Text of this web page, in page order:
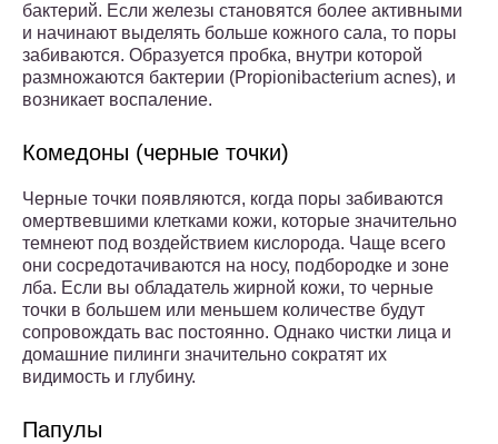
бактерий. Если железы становятся более активными
и начинают выделять больше кожного сала, то поры
забиваются. Образуется пробка, внутри которой
размножаются бактерии (Propionibacterium acnes), и
возникает воспаление.
Комедоны (черные точки)
Черные точки появляются, когда поры забиваются
омертвевшими клетками кожи, которые значительно
темнеют под воздействием кислорода. Чаще всего
они сосредотачиваются на носу, подбородке и зоне
лба. Если вы обладатель жирной кожи, то черные
точки в большем или меньшем количестве будут
сопровождать вас постоянно. Однако чистки лица и
домашние пилинги значительно сократят их
видимость и глубину.
Папулы